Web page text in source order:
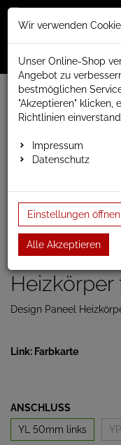
Menü
Weiter einkaufen
Paneel- und
flow 325h
Einloggen und
Artikel-Nummer:
Design Paneel
Link: Farbkarte
ANSCHLUSS
YL 50mm links
Wir verwenden
Unser Online-Shop
Angebot zu
bestmöglichen
"Akzeptieren" klicken,
Richtlinien
Impressum
Datenschutz
Einstellungen öffnen
Alle Akzeptieren